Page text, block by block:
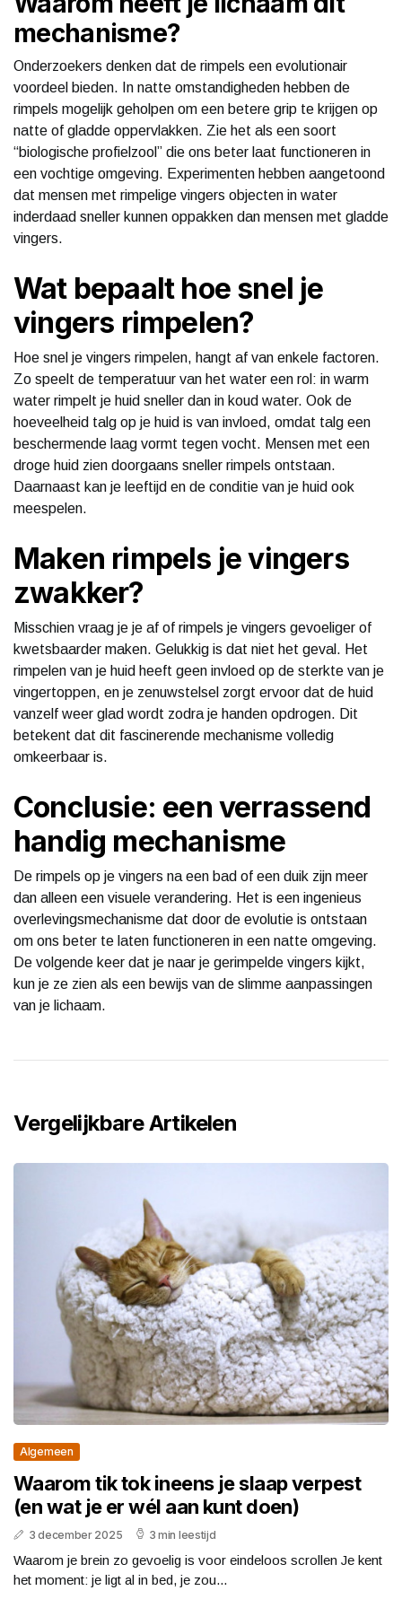
mechanisme?
Onderzoekers denken dat de rimpels een evolutionair
voordeel bieden. In natte omstandigheden hebben de
rimpels mogelijk geholpen om een betere grip te krijgen op
natte of gladde oppervlakken. Zie het als een soort
“biologische profielzool” die ons beter laat functioneren in
een vochtige omgeving. Experimenten hebben aangetoond
dat mensen met rimpelige vingers objecten in water
inderdaad sneller kunnen oppakken dan mensen met gladde
vingers.
Wat bepaalt hoe snel je
vingers rimpelen?
Hoe snel je vingers rimpelen, hangt af van enkele factoren.
Zo speelt de temperatuur van het water een rol: in warm
water rimpelt je huid sneller dan in koud water. Ook de
hoeveelheid talg op je huid is van invloed, omdat talg een
beschermende laag vormt tegen vocht. Mensen met een
droge huid zien doorgaans sneller rimpels ontstaan.
Daarnaast kan je leeftijd en de conditie van je huid ook
meespelen.
Maken rimpels je vingers
zwakker?
Misschien vraag je je af of rimpels je vingers gevoeliger of
kwetsbaarder maken. Gelukkig is dat niet het geval. Het
rimpelen van je huid heeft geen invloed op de sterkte van je
vingertoppen, en je zenuwstelsel zorgt ervoor dat de huid
vanzelf weer glad wordt zodra je handen opdrogen. Dit
betekent dat dit fascinerende mechanisme volledig
omkeerbaar is.
Conclusie: een verrassend
handig mechanisme
De rimpels op je vingers na een bad of een duik zijn meer
dan alleen een visuele verandering. Het is een ingenieus
overlevingsmechanisme dat door de evolutie is ontstaan
om ons beter te laten functioneren in een natte omgeving.
De volgende keer dat je naar je gerimpelde vingers kijkt,
kun je ze zien als een bewijs van de slimme aanpassingen
van je lichaam.
Vergelijkbare Artikelen
Algemeen
Waarom tik tok ineens je slaap verpest
(en wat je er wél aan kunt doen)
3 december 2025 3 min leestijd
Waarom je brein zo gevoelig is voor eindeloos scrollen Je kent
het moment: je ligt al in bed, je zou...